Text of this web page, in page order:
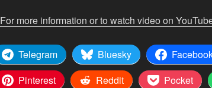
For more information or to watch video on
Telegram Bluesky
Pinterest
Reddit Pocket